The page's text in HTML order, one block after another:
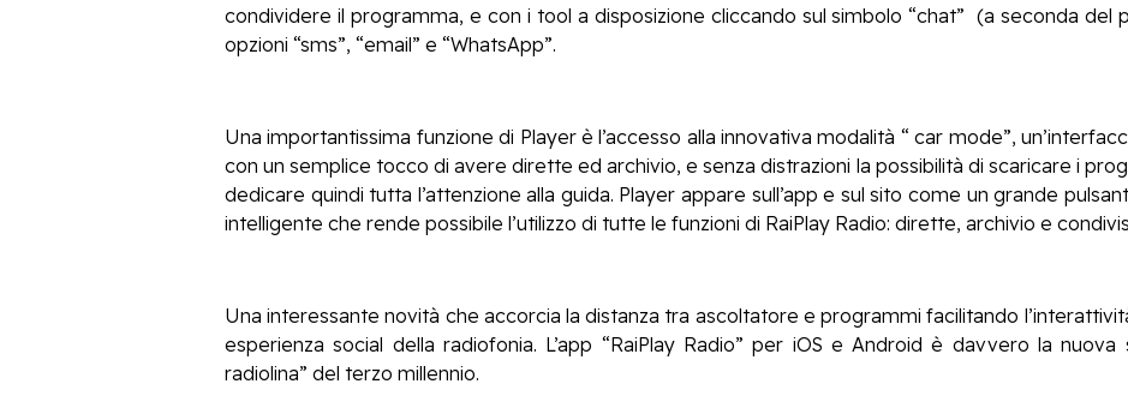
condividere il programma, e con i tool a disposizione cliccando sul simbolo “chat” (a seconda
opzioni “sms”, “email” e “WhatsApp”.
Una importantissima funzione di Player è l’accesso alla innovativa modalità “ car mode”,
con un semplice tocco di avere dirette ed archivio, e senza distrazioni la possibilità di scaricare i
dedicare quindi tutta l’attenzione alla guida. Player appare sull’app e sul sito come un grande
intelligente che rende possibile l’utilizzo di tutte le funzioni di RaiPlay Radio: dirette, archivio e
Una interessante novità che accorcia la distanza tra ascoltatore e programmi facilitando
esperienza social della radiofonia. L’app “RaiPlay Radio” per iOS e Android è davvero la
radiolina” del terzo millennio.